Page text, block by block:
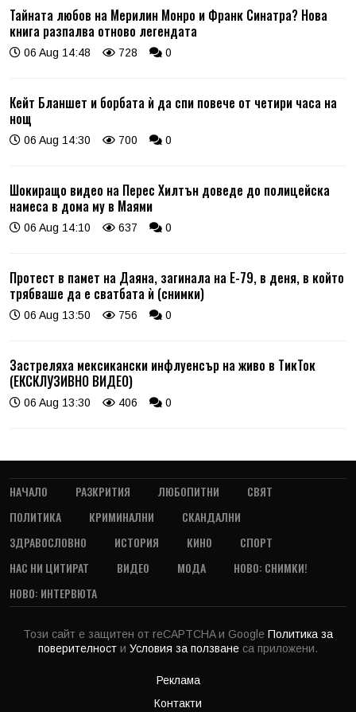
Тайната любов на Мерилин Монро и Франк Синатра? Нова
книга разпалва отново легендата
06 Aug 14:48 728 0
Кейт Бланшет и борбата ѝ да спи повече от четири часа на
нощ
06 Aug 14:30 700 0
Шокиращо видео на Перес Хилтън доведе до полицейска
намеса в дома му в Маями
06 Aug 14:10 637 0
Протест в памет на Даяна, загинала на Е-79, в деня, в който
трябваше да е сватбата ѝ (снимки)
06 Aug 13:50 756 0
Застреляха мексикански инфлуенсър на живо в ТикТок
(ЕКСКЛУЗИВНО ВИДЕО)
06 Aug 13:30 406 0
НАЧАЛО РАЗКРИТИЯ ЛЮБОПИТНИ
СВЯТ
ПОЛИТИКА
КРИМИНАЛНИ
СКАНДАЛНИ
ЗДРАВОСЛОВНО
ИСТОРИЯ КИНО
СПОРТ
НАС НИ ЦИТИРАТ
ВИДЕО МОДА
НОВО: СНИМКИ!
НОВО: ИНТЕРВЮТА
Този сайт е защитен от reCAPTCHA и Google Политика за
поверителност и Условия за ползване са приложени.
Реклама
Контакти